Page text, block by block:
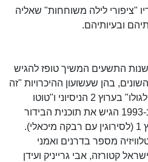
"ציפורי לילה משוחחות" שאליה
ובעיותיהם.
התשעים המשיך טופז להגיש
בהן שעשועון ההיכרויות "זה
מה יש" בערוץ 1, "דודו מספר לגולו" בערוץ 2 הניסיוני ו"טוטו
משפחתי" בערוץ 3 בכבלים. ב-1993 הגיש את תוכנית הבידור
"סופשבוע" בערבי שבת בערוץ 1 (לסירוגין עם רבקה מיכאלי).
מספר בדרנים ואמני
קטורזה, אבי גרייניק ועידן